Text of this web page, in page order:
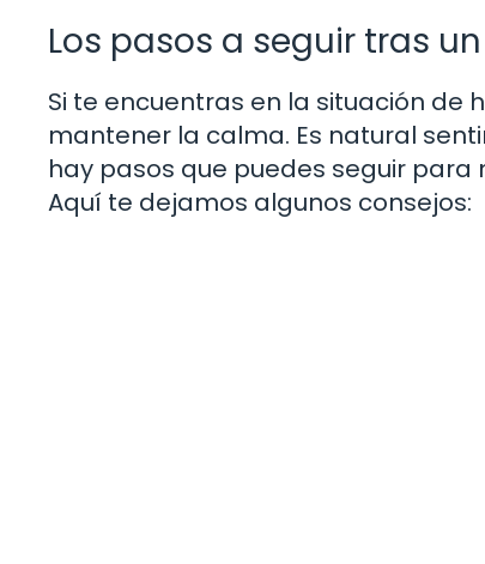
Los pasos a seguir tras
Si te encuentras en la situación de
mantener la calma. Es natural
hay pasos que puedes seguir
Aquí te dejamos algunos consejos: